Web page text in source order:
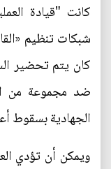
كانت "قيادة
شبكات تنظيم
كان يتم تحضير
ضد مجموعة من
الجهادية بسقوط
ويمكن أن تؤدي